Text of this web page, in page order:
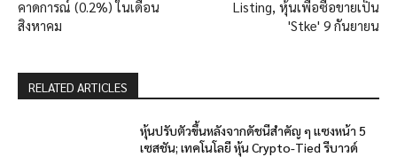
คาดการณ์ (0.2%) ในเดือน
สิงหาคม
Listing, หุ้นเพื่อซื้อขายเป็น
'Stke' 9 กันยายน
RELATED ARTICLES
หุ้นปรับตัวขึ้นหลังจากดัชนีสำคัญ ๆ แซงหน้า 5
เซสชัน; เทคโนโลยี หุ้น Crypto-Tied รีบาวด์